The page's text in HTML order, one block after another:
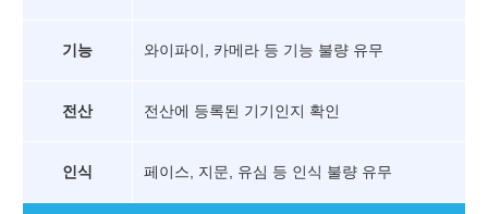
기능 와이파이, 카메라 등 기능 불량 유무
전산 전산에 등록된 기기인지 확인
인식 페이스, 지문, 유심 등 인식 불량 유무